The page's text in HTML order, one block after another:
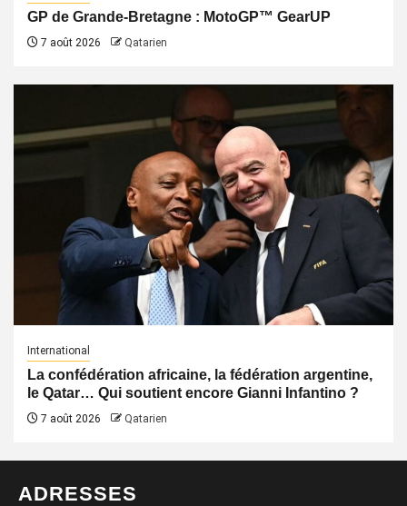
GP de Grande-Bretagne : MotoGP™ GearUP
7 août 2026 Qatarien
International
La confédération africaine, la fédération argentine,
le Qatar… Qui soutient encore Gianni Infantino ?
7 août 2026 Qatarien
ADRESSES